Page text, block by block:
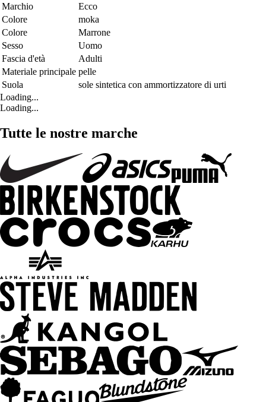
Marchio
Ecco
Colore
moka
Colore
Marrone
Sesso
Uomo
Fascia d'età
Adulti
Materiale principale pelle
Suola
sole sintetica con ammortizzatore di urti
Loading...
Loading...
Tutte le nostre marche